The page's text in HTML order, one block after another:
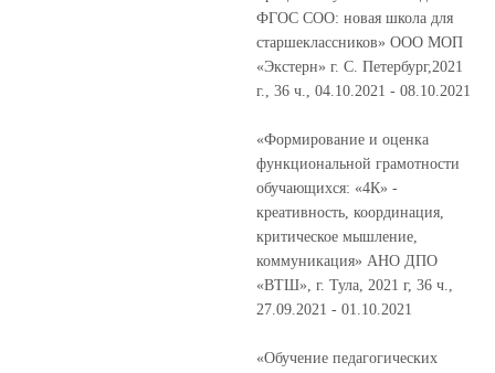
ФГОС СОО: новая школа для
старшеклассников» ООО МОП
«Экстерн» г. С. Петербург,2021
г., 36 ч., 04.10.2021 - 08.10.2021
«Формирование и оценка
функциональной грамотности
обучающихся: «4К» -
креативность, координация,
критическое мышление,
коммуникация» АНО ДПО
«ВТШ», г. Тула, 2021 г, 36 ч.,
27.09.2021 - 01.10.2021
«Обучение педагогических